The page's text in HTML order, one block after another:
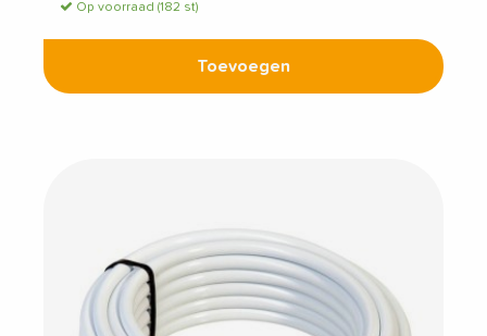
Op voorraad (182 st)
Toevoegen